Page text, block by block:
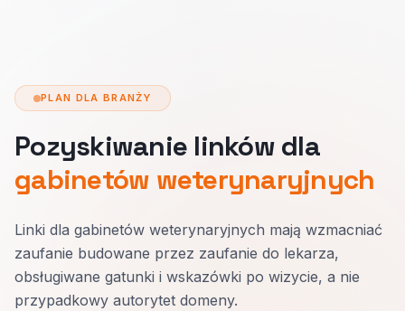
PLAN DLA BRANŻY
Pozyskiwanie linków dla
gabinetów weterynaryjnych
Linki dla gabinetów weterynaryjnych mają wzmacniać
zaufanie budowane przez zaufanie do lekarza,
obsługiwane gatunki i wskazówki po wizycie, a nie
przypadkowy autorytet domeny.